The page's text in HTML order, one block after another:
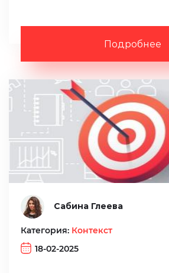
Подробнее
Сабина Глеева
Категория: Контекст
18-02-2025